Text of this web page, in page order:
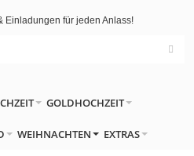
GOLDHOCHZEIT
WEIHNACHTEN EXTRAS